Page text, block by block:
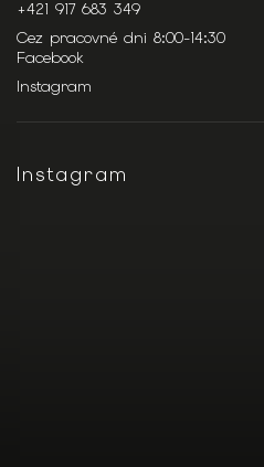
+421 917 683 349
Cez pracovné dni 8:00-14:30
Facebook
Instagram
Instagram